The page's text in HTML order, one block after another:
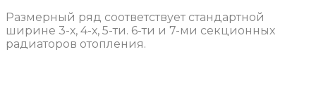
Размерный ряд соответствует стандартной
ширине 3-х, 4-х, 5-ти. 6-ти и 7-ми секционных
радиаторов отопления.